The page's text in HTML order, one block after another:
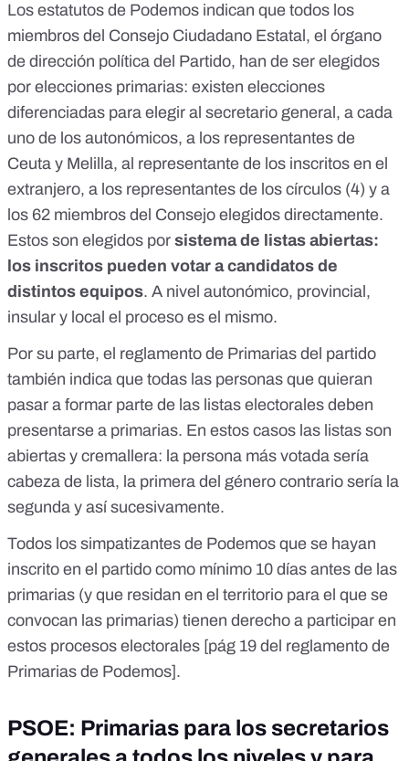
Los estatutos de Podemos indican que todos los
miembros del Consejo Ciudadano Estatal, el órgano
de dirección política del Partido, han de ser elegidos
por elecciones primarias: existen elecciones
diferenciadas para elegir al secretario general, a cada
uno de los autonómicos, a los representantes de
Ceuta y Melilla, al representante de los inscritos en el
extranjero, a los representantes de los círculos (4) y a
los 62 miembros del Consejo elegidos directamente.
Estos son elegidos por sistema de listas abiertas:
los inscritos pueden votar a candidatos de
distintos equipos. A nivel autonómico, provincial,
insular y local el proceso es el mismo.
Por su parte, el reglamento de Primarias del partido
también indica que todas las personas que quieran
pasar a formar parte de las listas electorales deben
presentarse a primarias. En estos casos las listas son
abiertas y cremallera: la persona más votada sería
cabeza de lista, la primera del género contrario sería la
segunda y así sucesivamente.
Todos los simpatizantes de Podemos que se hayan
inscrito en el partido como mínimo 10 días antes de las
primarias (y que residan en el territorio para el que se
convocan las primarias) tienen derecho a participar en
estos procesos electorales [pág 19 del reglamento de
Primarias de Podemos].
PSOE: Primarias para los secretarios